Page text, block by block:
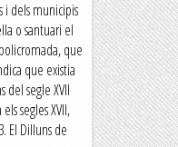
i dels municipis
o santuari el
que
que existia
del segle XVII
segles XVII,
El Dilluns de